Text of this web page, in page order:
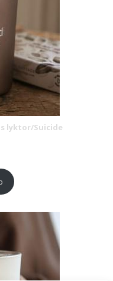
lyktor/Suicide